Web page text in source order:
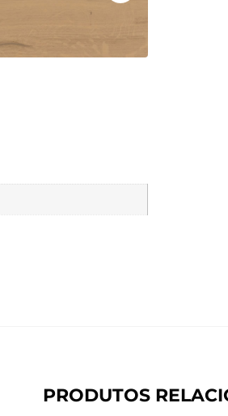
PRODUTOS